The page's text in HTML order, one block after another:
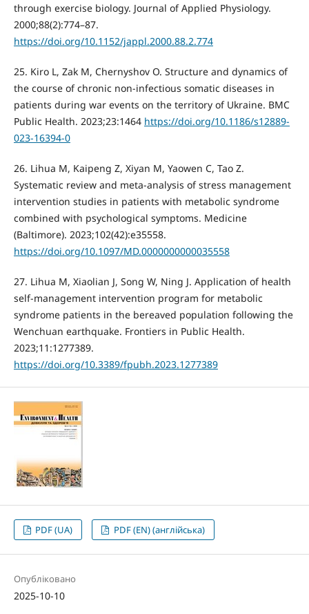
through exercise biology. Journal of Applied Physiology.
2000;88(2):774–87.
https://doi.org/10.1152/jappl.2000.88.2.774
25. Kiro L, Zak M, Chernyshov O. Structure and dynamics of
the course of chronic non-infectious somatic diseases in
patients during war events on the territory of Ukraine. BMC
Public Health. 2023;23:1464 https://doi.org/10.1186/s12889-
023-16394-0
26. Lihua M, Kaipeng Z, Xiyan M, Yaowen C, Tao Z.
Systematic review and meta-analysis of stress management
intervention studies in patients with metabolic syndrome
combined with psychological symptoms. Medicine
(Baltimore). 2023;102(42):e35558.
https://doi.org/10.1097/MD.0000000000035558
27. Lihua M, Xiaolian J, Song W, Ning J. Application of health
self-management intervention program for metabolic
syndrome patients in the bereaved population following the
Wenchuan earthquake. Frontiers in Public Health.
2023;11:1277389.
https://doi.org/10.3389/fpubh.2023.1277389
PDF (UA) PDF (EN) (англійська)
Опубліковано
2025-10-10